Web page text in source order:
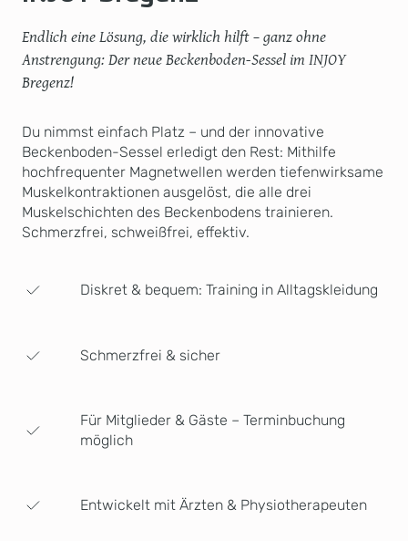
Endlich eine Lösung, die wirklich hilft – ganz ohne
Anstrengung: Der neue Beckenboden-Sessel im INJOY
Bregenz!
Du nimmst einfach Platz – und der innovative
Beckenboden-Sessel erledigt den Rest: Mithilfe
hochfrequenter Magnetwellen werden tiefenwirksame
Muskelkontraktionen ausgelöst, die alle drei
Muskelschichten des Beckenbodens trainieren.
Schmerzfrei, schweißfrei, effektiv.
Diskret & bequem: Training in Alltagskleidung
Schmerzfrei & sicher
Für Mitglieder & Gäste – Terminbuchung
möglich
Entwickelt mit Ärzten & Physiotherapeuten